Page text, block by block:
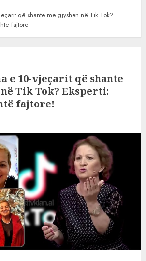
që shante me gjyshen në Tik Tok?
fajtore!
e 10-vjeçarit që shante
Tik Tok? Eksperti:
fajtore!